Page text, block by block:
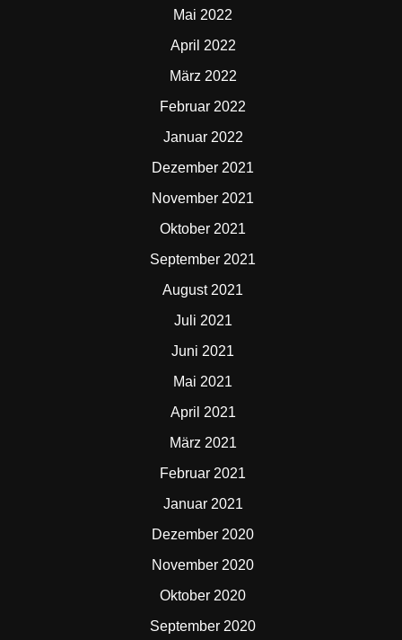
Mai 2022
April 2022
März 2022
Februar 2022
Januar 2022
Dezember 2021
November 2021
Oktober 2021
September 2021
August 2021
Juli 2021
Juni 2021
Mai 2021
April 2021
März 2021
Februar 2021
Januar 2021
Dezember 2020
November 2020
Oktober 2020
September 2020